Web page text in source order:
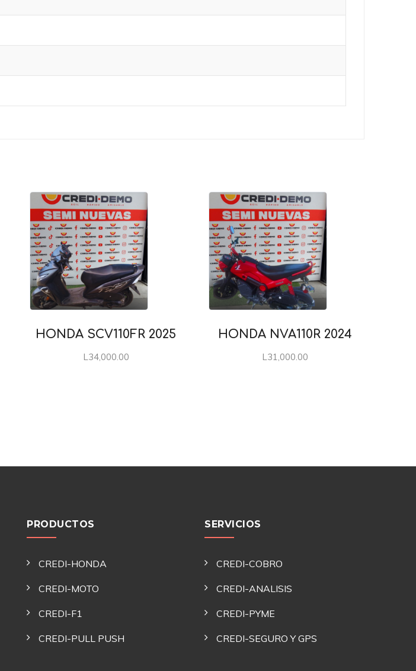
HONDA SCV110FR 2025
L34,000.00
HONDA NVA110R 2024
L31,000.00
PRODUCTOS
CREDI-HONDA
CREDI-MOTO
CREDI-F1
CREDI-PULL PUSH
SERVICIOS
CREDI-COBRO
CREDI-ANALISIS
CREDI-PYME
CREDI-SEGURO Y GPS